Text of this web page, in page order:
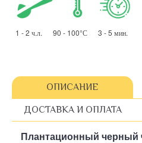
1 - 2 ч.л. 90 - 100°С 3 - 5 мин.
ОПИСАНИЕ
ДОСТАВКА И ОПЛАТА
Плантационный черный